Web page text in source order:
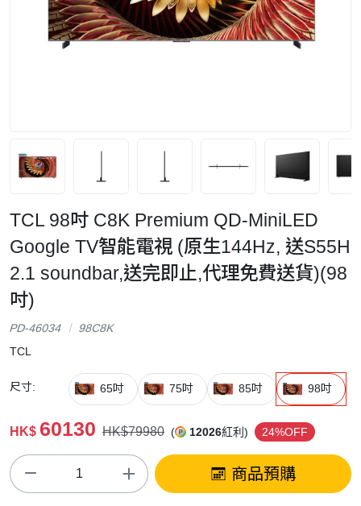
TCL 98吋 C8K Premium QD-MiniLED
Google TV智能電視 (原生144Hz, 送S55H
2.1 soundbar,送完即止,代理免費送貨)(98
吋)
PD-46034
98C8K
TCL
尺寸: 65吋 75吋 85吋 98吋
HK$ 60130 HK$79980 ( 12026紅利) 24%OFF
商品預購